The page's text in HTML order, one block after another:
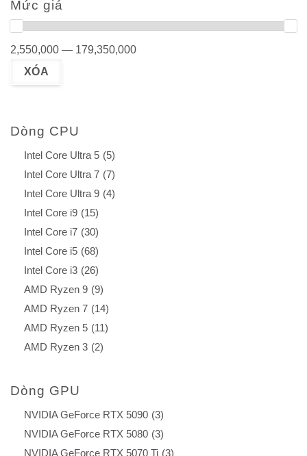
Mức giá
2,550,000 — 179,350,000
Dòng CPU
Intel Core Ultra 5 (5)
Intel Core Ultra 7 (7)
Intel Core Ultra 9 (4)
Intel Core i9 (15)
Intel Core i7 (30)
Intel Core i5 (68)
Intel Core i3 (26)
AMD Ryzen 9 (9)
AMD Ryzen 7 (14)
AMD Ryzen 5 (11)
AMD Ryzen 3 (2)
Dòng GPU
NVIDIA GeForce RTX 5090 (3)
NVIDIA GeForce RTX 5080 (3)
NVIDIA GeForce RTX 5070 Ti (3)